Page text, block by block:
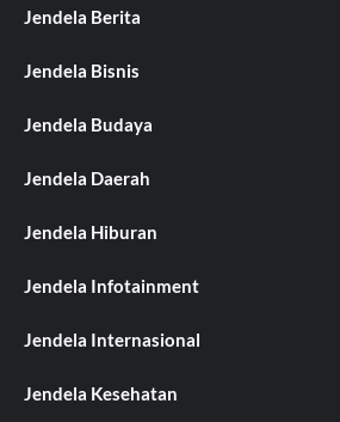
Jendela Berita
Jendela Bisnis
Jendela Budaya
Jendela Daerah
Jendela Hiburan
Jendela Infotainment
Jendela Internasional
Jendela Kesehatan